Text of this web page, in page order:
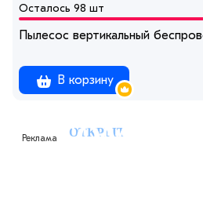
Осталось 98 шт
Пылесос вертикальный
В корзину
Реклама